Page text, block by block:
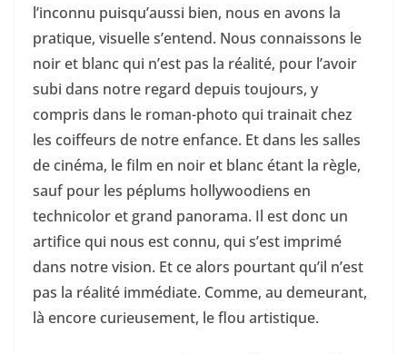
l’inconnu puisqu’aussi bien, nous en avons la
pratique, visuelle s’entend. Nous connaissons le
noir et blanc qui n’est pas la réalité, pour l’avoir
subi dans notre regard depuis toujours, y
compris dans le roman-photo qui trainait chez
les coiffeurs de notre enfance. Et dans les salles
de cinéma, le film en noir et blanc étant la règle,
sauf pour les péplums hollywoodiens en
technicolor et grand panorama. Il est donc un
artifice qui nous est connu, qui s’est imprimé
dans notre vision. Et ce alors pourtant qu’il n’est
pas la réalité immédiate. Comme, au demeurant,
là encore curieusement, le flou artistique.